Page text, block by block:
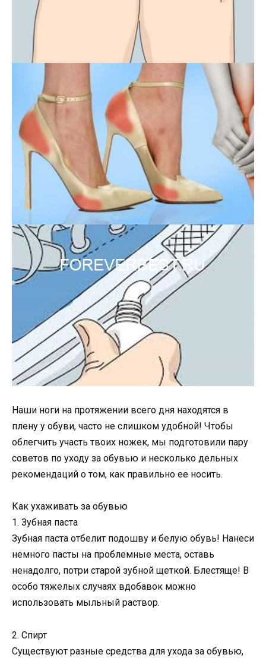
Наши ноги на протяжении всего дня находятся в
плену у обуви, часто не слишком удобной! Чтобы
облегчить участь твоих ножек, мы подготовили пару
советов по уходу за обувью и несколько дельных
рекомендаций о том, как правильно ее носить.
Как ухаживать за обувью
1. Зубная паста
Зубная паста отбелит подошву и белую обувь! Нанеси
немного пасты на проблемные места, оставь
ненадолго, потри старой зубной щеткой. Блестяще! В
особо тяжелых случаях вдобавок можно
использовать мыльный раствор.
2. Спирт
Существуют разные средства для ухода за обувью,